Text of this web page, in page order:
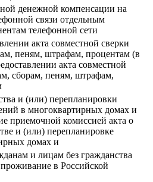
денежной компенсации на
связи отдельным
телефонной сети
акта совместной сверки
пеням, штрафам, процентам (в
акта совместной
сборам, пеням, штрафам,
и (или) перепланировки
в многоквартирных домах и
приемочной комиссией акта о
и (или) перепланировке
домах и
и лицам без гражданства
в Российской